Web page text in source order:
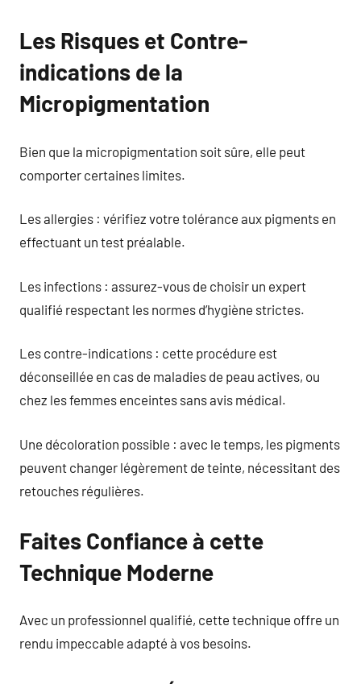
Les Risques et Contre-
indications de la
Micropigmentation
Bien que la micropigmentation soit sûre, elle peut
comporter certaines limites.
Les allergies : vérifiez votre tolérance aux pigments en
effectuant un test préalable.
Les infections : assurez-vous de choisir un expert
qualifié respectant les normes d’hygiène strictes.
Les contre-indications : cette procédure est
déconseillée en cas de maladies de peau actives, ou
chez les femmes enceintes sans avis médical.
Une décoloration possible : avec le temps, les pigments
peuvent changer légèrement de teinte, nécessitant des
retouches régulières.
Faites Confiance à cette
Technique Moderne
Avec un professionnel qualifié, cette technique offre un
rendu impeccable adapté à vos besoins.